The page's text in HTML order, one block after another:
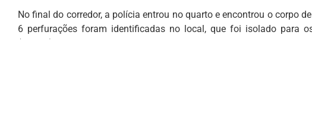
No final do corredor, a polícia entrou no quarto e encontrou o corpo
6 perfurações foram identificadas no local, que foi isolado para
(Politec).